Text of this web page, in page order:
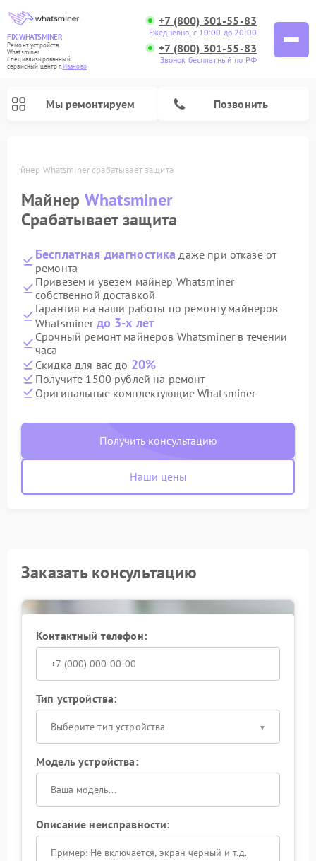
FIX-WHATSMINER
Ремонт устройств
Whatsminer
Специализированный
cервисный центр г.Иваново
+7 (800) 301-55-83
Ежедневно, с 10:00 до 20:00
+7 (800) 301-55-83
Звонок бесплатный по РФ
Мы ремонтируем Позвонить
Майнер Whatsminer срабатывает защита
Майнер Whatsminer
Срабатывает защита
Бесплатная диагностика даже при отказе от
ремонта
Привезем и увезем майнер Whatsminer
собственной доставкой
Гарантия на наши работы по ремонту майнеров
Whatsminer до 3-х лет
Срочный ремонт майнеров Whatsminer в течении
часа
Скидка для вас до 20%
Получите 1500 рублей на ремонт
Оригинальные комплектующие Whatsminer
Получить консультацию
Наши цены
Заказать консультацию
Контактный телефон:
Тип устройства:
Выберите тип устройства
Модель устройства:
Описание неисправности: